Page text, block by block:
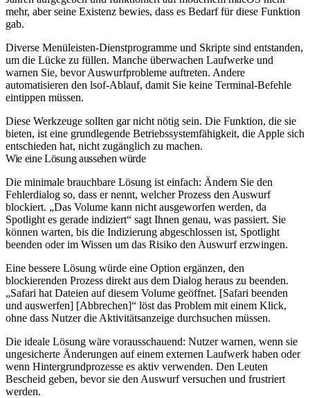
mehr, aber seine Existenz bewies, dass es Bedarf für diese Funktion
gab.
Diverse Menüleisten-Dienstprogramme und Skripte sind entstanden,
um die Lücke zu füllen. Manche überwachen Laufwerke und
warnen Sie, bevor Auswurfprobleme auftreten. Andere
automatisieren den lsof-Ablauf, damit Sie keine Terminal-Befehle
eintippen müssen.
Diese Werkzeuge sollten gar nicht nötig sein. Die Funktion, die sie
bieten, ist eine grundlegende Betriebssystemfähigkeit, die Apple sich
entschieden hat, nicht zugänglich zu machen.
Wie eine Lösung aussehen würde
Die minimale brauchbare Lösung ist einfach: Ändern Sie den
Fehlerdialog so, dass er nennt, welcher Prozess den Auswurf
blockiert. „Das Volume kann nicht ausgeworfen werden, da
Spotlight es gerade indiziert“ sagt Ihnen genau, was passiert. Sie
können warten, bis die Indizierung abgeschlossen ist, Spotlight
beenden oder im Wissen um das Risiko den Auswurf erzwingen.
Eine bessere Lösung würde eine Option ergänzen, den
blockierenden Prozess direkt aus dem Dialog heraus zu beenden.
„Safari hat Dateien auf diesem Volume geöffnet. [Safari beenden
und auswerfen] [Abbrechen]“ löst das Problem mit einem Klick,
ohne dass Nutzer die Aktivitätsanzeige durchsuchen müssen.
Die ideale Lösung wäre vorausschauend: Nutzer warnen, wenn sie
ungesicherte Änderungen auf einem externen Laufwerk haben oder
wenn Hintergrundprozesse es aktiv verwenden. Den Leuten
Bescheid geben, bevor sie den Auswurf versuchen und frustriert
werden.